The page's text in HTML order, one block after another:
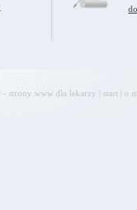
strony www dla lekarzy start o